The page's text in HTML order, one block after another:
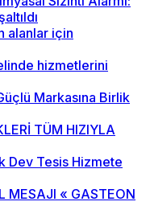
alanlar için
hizmetlerini
Markasına Birlik
TÜM HIZIYLA
Dev Tesis Hizmete